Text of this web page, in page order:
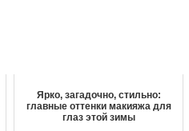
Ярко, загадочно, стильно:
главные оттенки макияжа для
глаз этой зимы